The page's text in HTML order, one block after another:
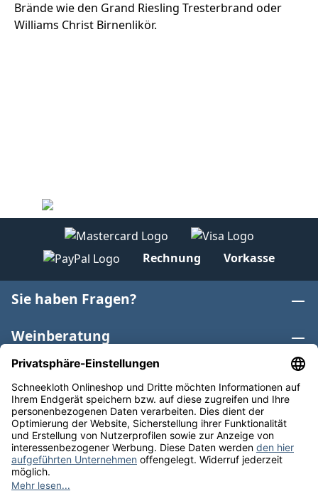
Brände wie den Grand Riesling Tresterbrand oder
Williams Christ Birnenlikör.
Rechnung Vorkasse
Sie haben Fragen?
Weinberatung
Informationen
Weinkategorien
Internationaler Wein
* Alle Preise inkl. gesetzl. Mehrwertsteuer zzgl.